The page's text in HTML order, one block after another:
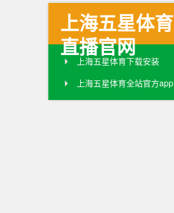
上海五星体育
直播官网
上海五星体育下载安装
上海五星体育全站官方app